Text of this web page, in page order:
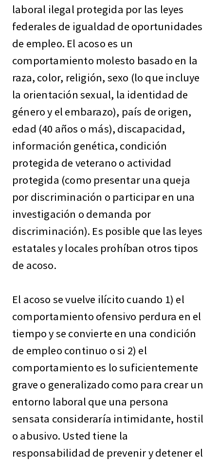
laboral ilegal protegida por las leyes
federales de igualdad de oportunidades
de empleo. El acoso es un
comportamiento molesto basado en la
raza, color, religión, sexo (lo que incluye
la orientación sexual, la identidad de
género y el embarazo), país de origen,
edad (40 años o más), discapacidad,
información genética, condición
protegida de veterano o actividad
protegida (como presentar una queja
por discriminación o participar en una
investigación o demanda por
discriminación). Es posible que las leyes
estatales y locales prohíban otros tipos
de acoso.
El acoso se vuelve ilícito cuando 1) el
comportamiento ofensivo perdura en el
tiempo y se convierte en una condición
de empleo continuo o si 2) el
comportamiento es lo suficientemente
grave o generalizado como para crear un
entorno laboral que una persona
sensata consideraría intimidante, hostil
o abusivo. Usted tiene la
responsabilidad de prevenir y detener el